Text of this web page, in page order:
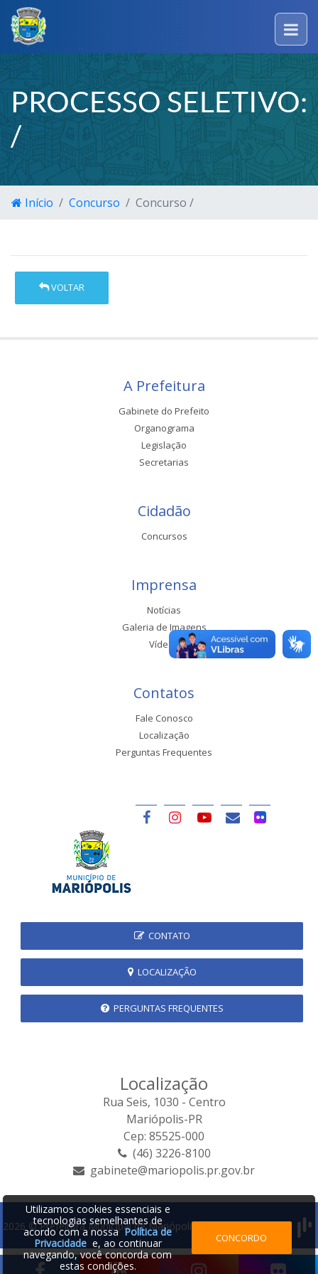
PROCESSO SELETIVO:
/
Início Concurso Concurso /
VOLTAR
A Prefeitura
Gabinete do Prefeito
Organograma
Legislação
Secretarias
Cidadão
Concursos
Imprensa
Notícias
Galeria de Imagens
Vídeos
Contatos
Fale Conosco
Localização
Perguntas Frequentes
CONTATO
LOCALIZAÇÃO
PERGUNTAS FREQUENTES
Localização
Rua Seis, 1030 - Centro
Mariópolis-PR
Cep: 85525-000
(46) 3226-8100
gabinete@mariopolis.pr.gov.br
2026 © Prefeitura Municipal de Mariópolis | Desenvolvido por:
Utilizamos cookies essenciais e
tecnologias semelhantes de
acordo com a nossaPolítica de
Privacidadee, ao continuar
navegando, você concorda com
estas condições.
CONCORDO